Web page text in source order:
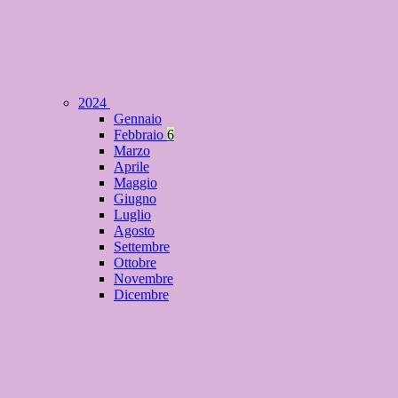
2024
Gennaio
Febbraio 6
Marzo
Aprile
Maggio
Giugno
Luglio
Agosto
Settembre
Ottobre
Novembre
Dicembre